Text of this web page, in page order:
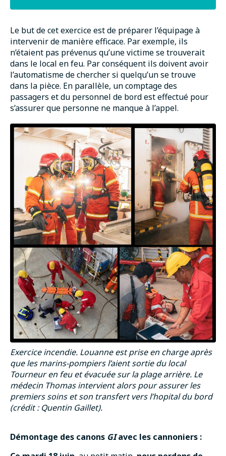
Le but de cet exercice est de préparer l’équipage à
intervenir de manière efficace. Par exemple, ils
n’étaient pas prévenus qu’une victime se trouverait
dans le local en feu. Par conséquent ils doivent avoir
l’automatisme de chercher si quelqu’un se trouve
dans la pièce. En parallèle, un comptage des
passagers et du personnel de bord est effectué pour
s’assurer que personne ne manque à l’appel.
Exercice incendie. Louanne est prise en charge après
que les marins-pompiers l’aient sortie du local
Tourneur en feu et évacuée sur la plage arrière. Le
médecin Thomas intervient alors pour assurer les
premiers soins et son transfert vers l’hopital du bord
(crédit : Quentin Gaillet).
Démontage des canons GIavec les cannoniers :